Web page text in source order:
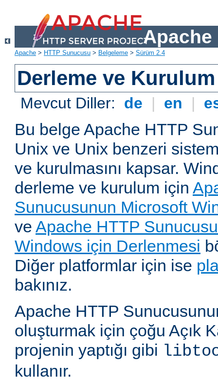
Apache
Apache > HTTP Sunucusu > Belgeleme > Sürüm 2.4
Derleme ve Kurulum
Mevcut Diller: de | en |
Bu belge Apache HTTP
Unix ve Unix benzeri
ve kurulmasını kapsar.
derleme ve kurulum için
Sunucusunun Microsoft
ve Apache HTTP
Windows için Derlenmesi
Diğer platformlar için ise
bakınız.
Apache HTTP
oluşturmak için çoğu Açık
projenin yaptığı gibi
kullanır.